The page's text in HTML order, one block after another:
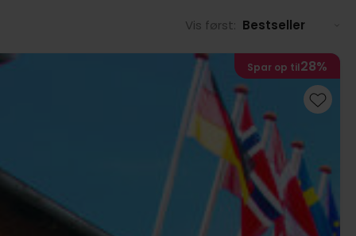
Vis først: Bestseller
Spar op til28%